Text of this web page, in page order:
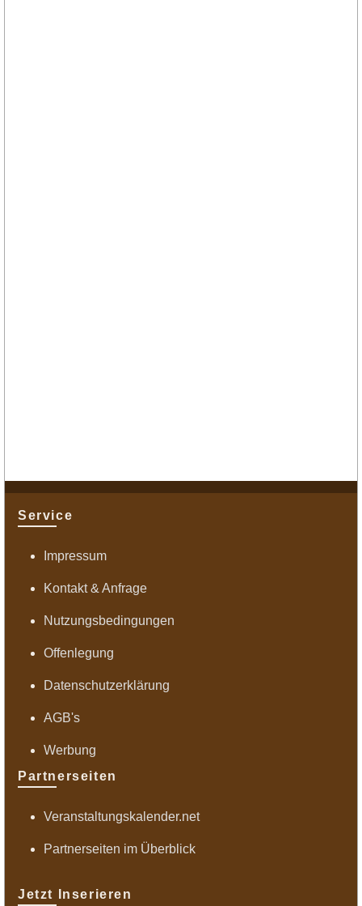
Service
Impressum
Kontakt & Anfrage
Nutzungsbedingungen
Offenlegung
Datenschutzerklärung
AGB's
Werbung
Partnerseiten
Veranstaltungskalender.net
Partnerseiten im Überblick
Jetzt Inserieren